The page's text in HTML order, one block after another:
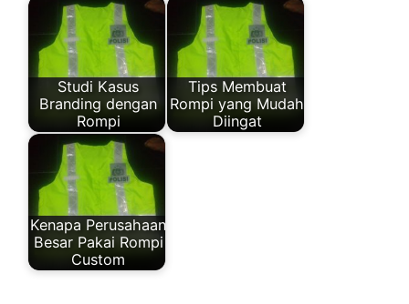
Studi Kasus
Branding dengan
Rompi
Tips Membuat
Rompi yang Mudah
Diingat
Kenapa Perusahaan
Besar Pakai Rompi
Custom